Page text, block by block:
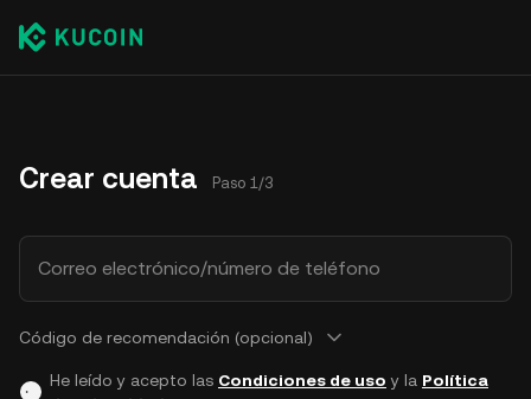
Crear cuenta Paso 1/3
Correo electrónico/número de teléfono
Código de recomendación (opcional)
He leído y acepto las Condiciones de uso y la Política